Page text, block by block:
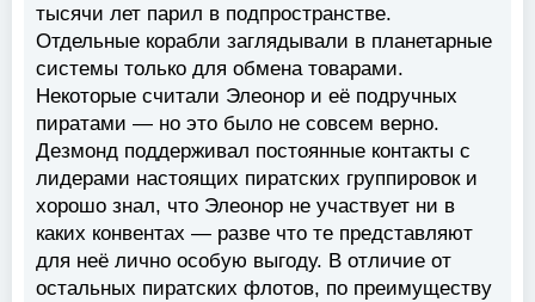
тысячи лет парил в подпространстве.
Отдельные корабли заглядывали в планетарные
системы только для обмена товарами.
Некоторые считали Элеонор и её подручных
пиратами — но это было не совсем верно.
Дезмонд поддерживал постоянные контакты с
лидерами настоящих пиратских группировок и
хорошо знал, что Элеонор не участвует ни в
каких конвентах — разве что те представляют
для неё лично особую выгоду. В отличие от
остальных пиратских флотов, по преимуществу